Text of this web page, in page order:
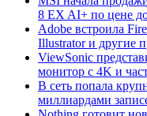
8 EX AI+ по цене
Adobe встроила
Illustrator и другие
ViewSonic
монитор с 4K и
В сеть попала
миллиардами